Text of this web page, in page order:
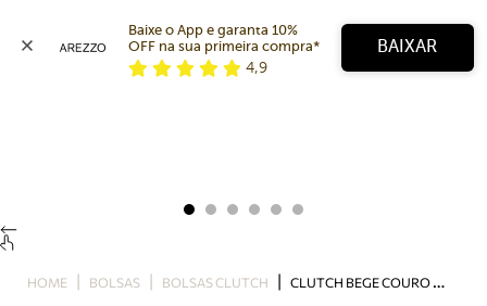
Bolsa
Baixe o App e garanta 10%
OFF na sua primeira compra*
4,9
BAIXAR
HOME BOLSAS BOLSAS CLUTCH C
LUTCH BEGE COURO GRANDE ALÇA CORRENTE